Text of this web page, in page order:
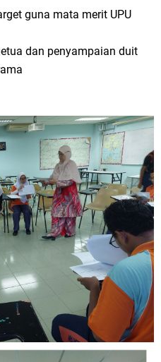
guna mata merit UPU
dan penyampaian duit